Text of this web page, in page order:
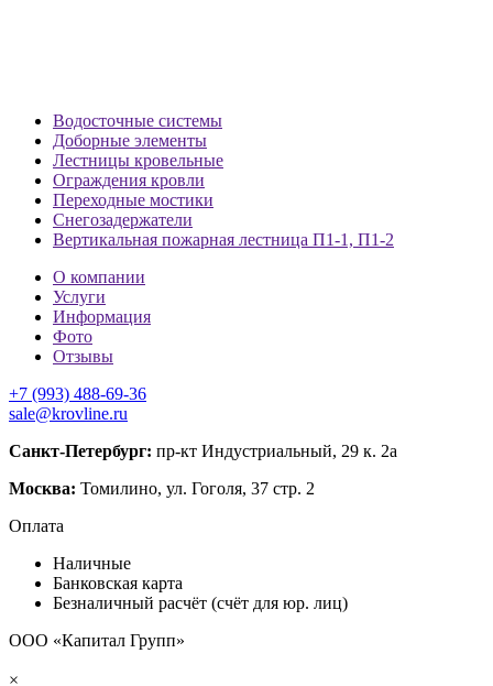
Водосточные системы
Доборные элементы
Лестницы кровельные
Ограждения кровли
Переходные мостики
Снегозадержатели
Вертикальная пожарная лестница П1-1, П1-2
О компании
Услуги
Информация
Фото
Отзывы
+7 (993) 488-69-36
sale@krovline.ru
Санкт-Петербург: пр-кт Индустриальный, 29 к. 2а
Москва: Томилино, ул. Гоголя, 37 стр. 2
Оплата
Наличные
Банковская карта
Безналичный расчёт (счёт для юр. лиц)
ООО «Капитал Групп»
×